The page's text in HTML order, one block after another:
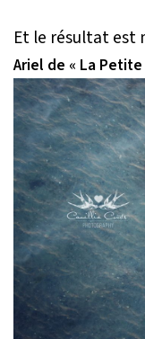
Et le résultat est
Ariel de « La Petite